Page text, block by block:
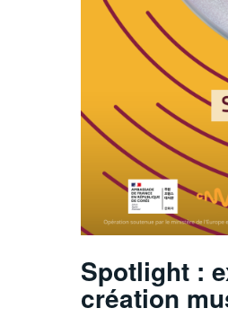
Spotlight :
création